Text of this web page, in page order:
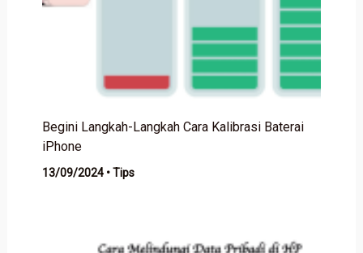
Begini Langkah-Langkah Cara Kalibrasi Baterai
iPhone
13/09/2024 •Tips